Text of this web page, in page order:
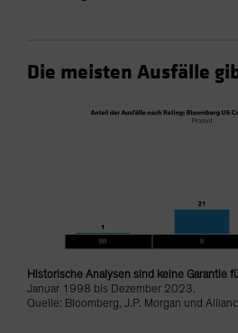
Die meisten Ausfälle
Historische Analysen sind keine Garantie
Januar 1998 bis Dezember 2023.
Quelle: Bloomberg, J.P. Morgan und